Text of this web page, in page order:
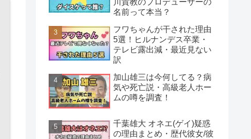
名前って本当？
フワちゃんが干された理由
5選！ヒルナンデス卒業・
テレビ露出減・最近見ない
訳
加山雄三は今何してる？病
気や死亡説・高級老人ホー
ムの噂を調査！
千葉雄大 オネエ(ゲイ)疑惑
の理由まとめ・歴代彼女/彼